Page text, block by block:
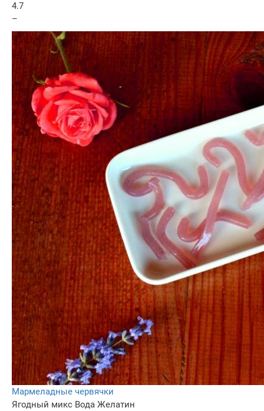
4.7
–
Мармеладные червячки
Ягодный микс Вода Желатин